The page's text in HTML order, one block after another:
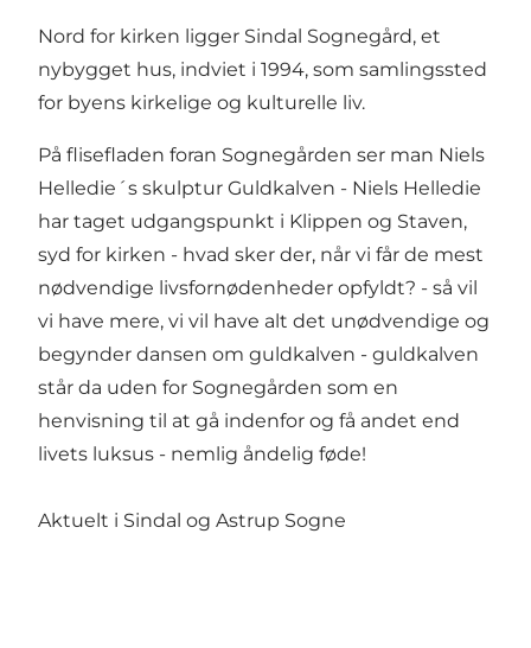
Nord for kirken ligger Sindal Sognegård, et
nybygget hus, indviet i 1994, som samlingssted
for byens kirkelige og kulturelle liv.
På flisefladen foran Sognegården ser man Niels
Helledie´s skulptur Guldkalven - Niels Helledie
har taget udgangspunkt i Klippen og Staven,
syd for kirken - hvad sker der, når vi får de mest
nødvendige livsfornødenheder opfyldt? - så vil
vi have mere, vi vil have alt det unødvendige og
begynder dansen om guldkalven - guldkalven
står da uden for Sognegården som en
henvisning til at gå indenfor og få andet end
livets luksus - nemlig åndelig føde!
Aktuelt i Sindal og Astrup Sogne